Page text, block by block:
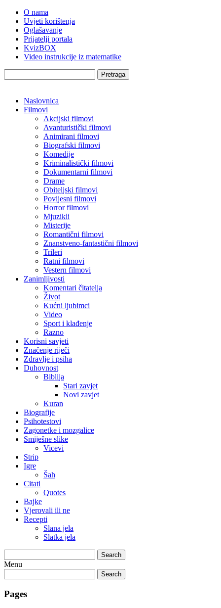
O nama
Uvjeti korištenja
Oglašavanje
Prijatelji portala
KvizBOX
Video instrukcije iz matematike
Pretraga
Naslovnica
Filmovi
Akcijski filmovi
Avanturistički filmovi
Animirani filmovi
Biografski filmovi
Komedije
Kriminalistički filmovi
Dokumentarni filmovi
Drame
Obiteljski filmovi
Povijesni filmovi
Horror filmovi
Mjuzikli
Misterije
Romantični filmovi
Znanstveno-fantastični filmovi
Trileri
Ratni filmovi
Vestern filmovi
Zanimljivosti
Komentari čitatelja
Život
Kućni ljubimci
Video
Sport i klađenje
Razno
Korisni savjeti
Značenje riječi
Zdravlje i psiha
Duhovnost
Biblija
Stari zavjet
Novi zavjet
Kuran
Biografije
Psihotestovi
Zagonetke i mozgalice
Smiješne slike
Vicevi
Strip
Igre
Šah
Citati
Quotes
Bajke
Vjerovali ili ne
Recepti
Slana jela
Slatka jela
Search
Menu
Search
Pages